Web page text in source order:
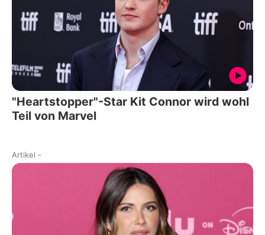
"Heartstopper"-Star Kit Connor wird wohl
Teil von Marvel
Artikel -